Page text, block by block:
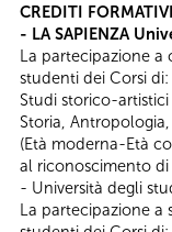
CREDITI
- LA SAPIENZA
La partecipazione
studenti dei Corsi di:
Studi storico-artistici
Storia,
(Età moderna-Età
al riconoscimento di
- Università degli
La partecipazione a